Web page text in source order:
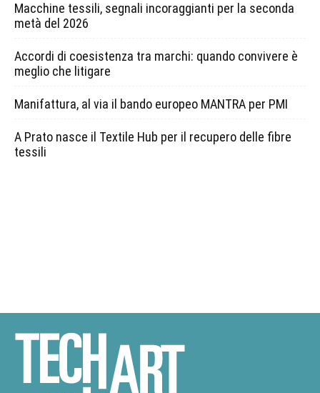
Macchine tessili, segnali incoraggianti per la seconda
metà del 2026
Accordi di coesistenza tra marchi: quando convivere è
meglio che litigare
Manifattura, al via il bando europeo MANTRA per PMI
A Prato nasce il Textile Hub per il recupero delle fibre
tessili